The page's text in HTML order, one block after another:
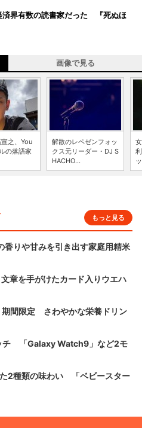
済界有数の読書家だった 『死ぬほ
画像で見る
之、You
の落語家
解散のレペゼンフォッ
クス元リーダー・DJ S
HACHO...
もっと見る
りや甘みを引き出す家庭用精米
章を手がけたカード入りウエハ
期間限定 さわやかな栄養ドリン
チ 「Galaxy Watch9」など2モ
た2種類の味わい 「ベビースター